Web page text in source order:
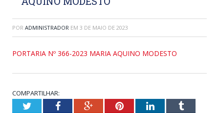
POR ADMINISTRADOR EM 3 DE MAIO DE 2023
PORTARIA Nº 366-2023 MARIA AQUINO MODESTO
COMPARTILHAR:
TwitterFacebookGoogle+PinterestLinkedInTumblr